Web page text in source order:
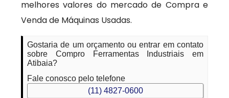
melhores valores do mercado de Compra e
Venda de Máquinas Usadas.
Gostaria de um orçamento ou entrar em contato
sobre Compro Ferramentas Industriais em
Atibaia?
Fale conosco pelo telefone
(11) 4827-0600